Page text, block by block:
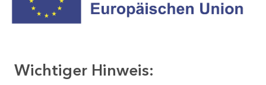
Wichtiger Hinweis: